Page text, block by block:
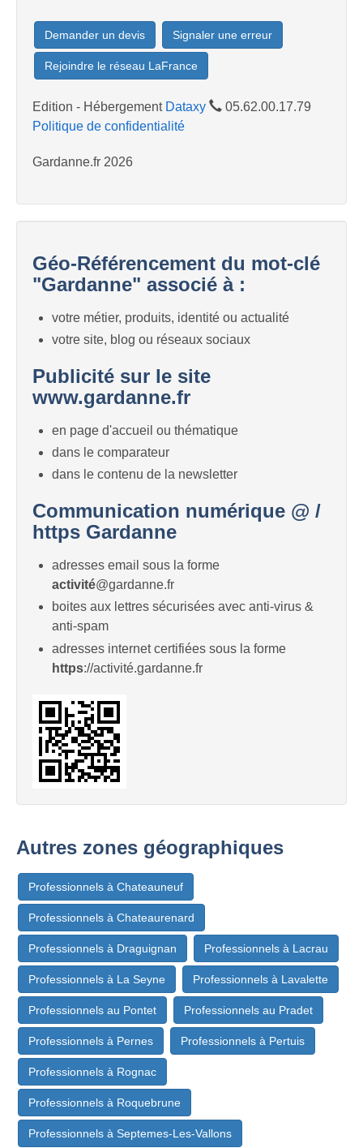
Demander un devis Signaler une erreur
Rejoindre le réseau LaFrance
Edition - Hébergement Dataxy
05.62.00.17.79
Politique de confidentialité
Gardanne.fr 2026
Géo-Référencement du mot-clé
"Gardanne" associé à :
votre métier, produits, identité ou actualité
votre site, blog ou réseaux sociaux
Publicité sur le site
www.gardanne.fr
en page d'accueil ou thématique
dans le comparateur
dans le contenu de la newsletter
Communication numérique @ /
https Gardanne
adresses email sous la forme
activité@gardanne.fr
boites aux lettres sécurisées avec anti-virus &
anti-spam
adresses internet certifiées sous la forme
https://activité.gardanne.fr
Autres zones géographiques
Professionnels à Chateauneuf
Professionnels à Chateaurenard
Professionnels à Draguignan Professionnels à Lacrau
Professionnels à La Seyne Professionnels à Lavalette
Professionnels au Pontet Professionnels au Pradet
Professionnels à Pernes Professionnels à Pertuis
Professionnels à Rognac
Professionnels à Roquebrune
Professionnels à Septemes-Les-Vallons